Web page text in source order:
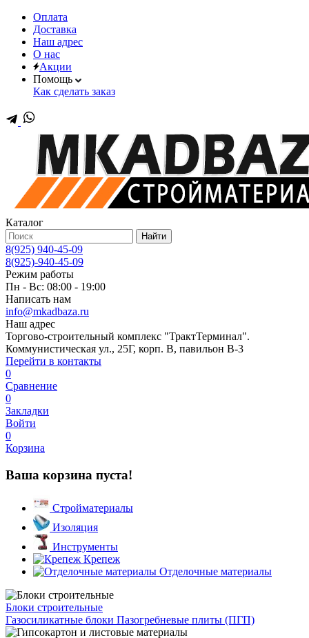
Оплата
Доставка
Наш адрес
О нас
Акции
Помощь
Как сделать заказ
Каталог
Найти
8(925) 940-45-09
8(925)-940-45-09
Режим работы
Пн - Вс: 08:00 - 19:00
Написать нам
info@mkadbaza.ru
Наш адрес
Торгово-строительный комплекс "ТрактТерминал".
Коммунистическая ул., 25Г, корп. В, павильон В-3
Перейти в контакты
0
Сравнение
0
Закладки
Войти
0
Корзина
Ваша корзина пуста!
Стройматериалы
Изоляция
Инструменты
Крепеж
Отделочные материалы
Блоки строительные
Газосиликатные блоки Пазогребневые плиты (ПГП)